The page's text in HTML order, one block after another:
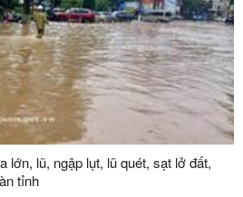
lớn, lũ, ngập lụt, lũ quét, sạt lở đất,
tỉnh